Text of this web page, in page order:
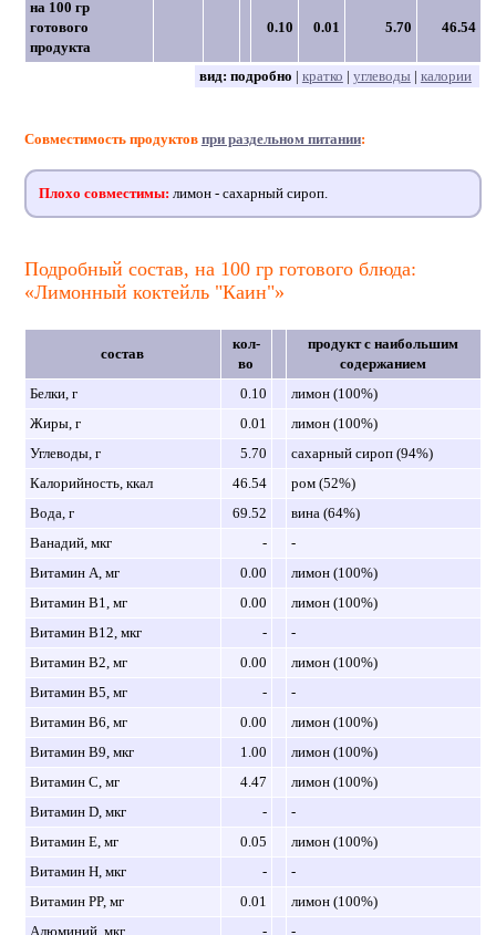
на 100 гр
готового
продукта
0.10 0.01 5.70 46.54
вид: подробно | кратко | углеводы| калории
Совместимость продуктов при раздельном питании:
Плохо совместимы: лимон - сахарный сироп.
Подробный состав, на 100 гр готового блюда:
«Лимонный коктейль "Каин"»
состав
кол-
во
продукт с наибольшим
содержанием
Белки, г
0.10
лимон (100%)
Жиры, г
0.01
лимон (100%)
Углеводы, г
5.70
сахарный сироп (94%)
Калорийность, ккал
46.54
ром (52%)
Вода, г
69.52
вина (64%)
Ванадий, мкг
-
-
Витамин A, мг
0.00
лимон (100%)
Витамин B1, мг
0.00
лимон (100%)
Витамин B12, мкг
-
-
Витамин B2, мг
0.00
лимон (100%)
Витамин B5, мг
-
-
Витамин B6, мг
0.00
лимон (100%)
Витамин B9, мкг
1.00
лимон (100%)
Витамин C, мг
4.47
лимон (100%)
Витамин D, мкг
-
-
Витамин E, мг
0.05
лимон (100%)
Витамин H, мкг
-
-
Витамин PP, мг
0.01
лимон (100%)
Алюминий, мкг
- -